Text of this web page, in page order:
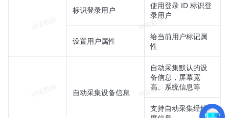
标识登录用户
使用登录 ID 标识登
录用户
设置用户属性
给当前用户标记属
性
自动采集设备信息
自动采集默认的设
备信息，屏幕宽
高、系统信息等
支持自动采集经纬